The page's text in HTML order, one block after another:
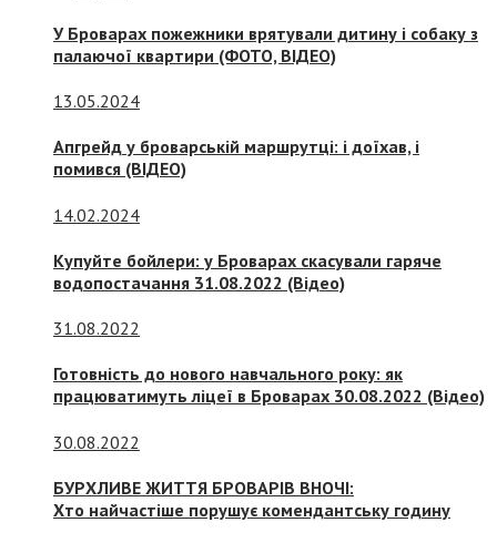
У Броварах пожежники врятували дитину і собаку з
палаючої квартири (ФОТО, ВІДЕО)
13.05.2024
Апгрейд у броварській маршрутці: і доїхав, і
помився (ВІДЕО)
14.02.2024
Купуйте бойлери: у Броварах скасували гаряче
водопостачання 31.08.2022 (Відео)
31.08.2022
Готовність до нового навчального року: як
працюватимуть ліцеї в Броварах 30.08.2022 (Відео)
30.08.2022
БУРХЛИВЕ ЖИТТЯ БРОВАРІВ ВНОЧІ:
Хто найчастіше порушує комендантську годину